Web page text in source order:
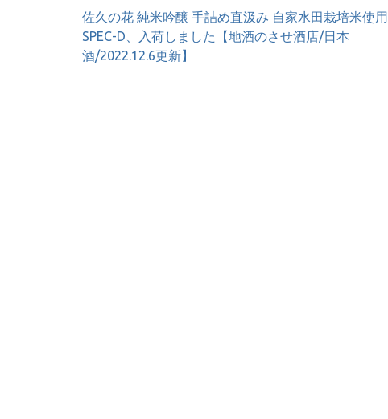
投
稿
ナ
佐久の花 純米吟醸 手詰め直汲み 自家水田栽培米使用
SPEC-D、入荷しました【地酒のさせ酒店/日本
酒/2022.12.6更新】